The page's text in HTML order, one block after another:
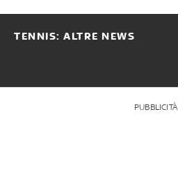
TENNIS: ALTRE NEWS
PUBBLICITÀ